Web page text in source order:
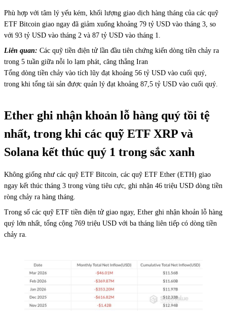
Phù hợp với tâm lý yếu kém, khối lượng giao dịch hàng tháng của các quỹ
ETF Bitcoin giao ngay đã giảm xuống khoảng 79 tỷ USD vào tháng 3, so
với 93 tỷ USD vào tháng 2 và 87 tỷ USD vào tháng 1.
Liên quan: Các quỹ tiền điện tử lần đầu tiên chứng kiến dòng tiền chảy ra
trong 5 tuần giữa nỗi lo lạm phát, căng thẳng Iran
Tổng dòng tiền chảy vào tích lũy đạt khoảng 56 tỷ USD vào cuối quý,
trong khi tổng tài sản được quản lý đạt khoảng 87,5 tỷ USD vào cuối quý.
Ether ghi nhận khoản lỗ hàng quý tồi tệ
nhất, trong khi các quỹ ETF XRP và
Solana kết thúc quý 1 trong sắc xanh
Không giống như các quỹ ETF Bitcoin, các quỹ ETF Ether (ETH) giao
ngay kết thúc tháng 3 trong vùng tiêu cực, ghi nhận 46 triệu USD dòng tiền
ròng chảy ra hàng tháng.
Trong số các quỹ ETF tiền điện tử giao ngay, Ether ghi nhận khoản lỗ hàng
quý lớn nhất, tổng cộng 769 triệu USD với ba tháng liên tiếp có dòng tiền
chảy ra.